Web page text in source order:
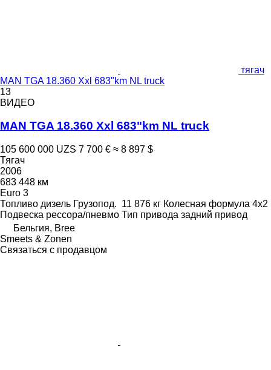
тягач
MAN TGA 18.360 Xxl 683"km NL truck
13
ВИДЕО
MAN TGA 18.360 Xxl 683"km NL truck
105 600 000 UZS 7 700 € ≈ 8 897 $
Тягач
2006
683 448 км
Euro 3
Топливо дизель Грузопод. 11 876 кг Колесная формула 4x2
Подвеска рессора/пневмо Тип привода задний привод
Бельгия, Bree
Smeets & Zonen
Связаться с продавцом